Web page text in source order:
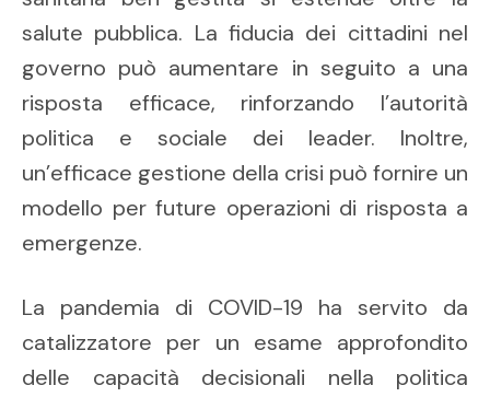
salute pubblica. La fiducia dei cittadini nel
governo può aumentare in seguito a una
risposta efficace, rinforzando l’autorità
politica e sociale dei leader. Inoltre,
un’efficace gestione della crisi può fornire un
modello per future operazioni di risposta a
emergenze.
La pandemia di COVID-19 ha servito da
catalizzatore per un esame approfondito
delle capacità decisionali nella politica